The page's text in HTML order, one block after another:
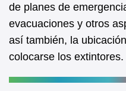
de planes de
evacuaciones y otros
así también, la
colocarse los extintores.